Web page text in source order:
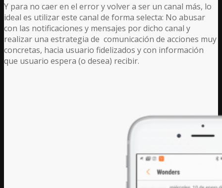
Y para no caer en el error y volver a ser un canal más, lo
ideal es utilizar este canal de forma selecta: No abusar
con las notificaciones y mensajes por dicho canal y
realizar una estrategia de comunicación de acciones muy
concretas, hacia usuario fidelizados y con información
que usuario espera (o desea) recibir.